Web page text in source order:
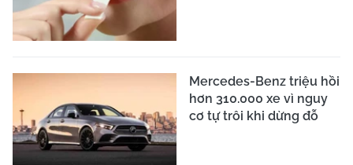
Mercedes-Benz triệu hồi
hơn 310.000 xe vì nguy
cơ tự trôi khi dừng đỗ